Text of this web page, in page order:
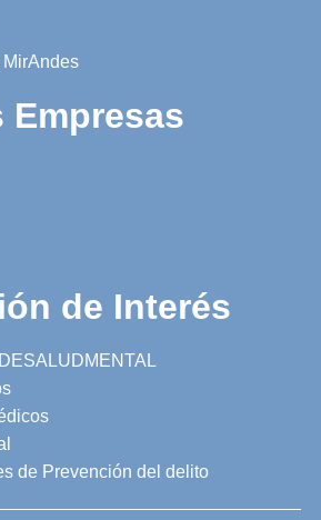
Empresas
de Interés
de Prevención del delito